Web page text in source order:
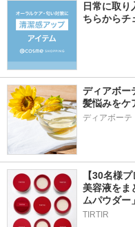
日常に取り
ちらからチ
ディアボー
髪悩みをケ
ディアボーテ
【30名様
美容液をま
ムパウダー」
TIRTIR